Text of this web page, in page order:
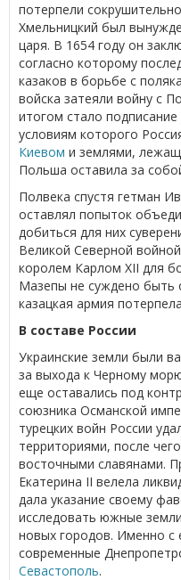
потерпели
Хмельницкий был
царя. В 1654 году он
согласно которому
казаков в борьбе с
войска затеяли войну с
итогом стало
условиям которого
Киевом и землями,
Польша оставила за
Полвека спустя гетман
оставлял попыток
добиться для них
Великой Северной
королем Карлом XII для
Мазепы не суждено быть
казацкая армия
В составе России
Украинские земли были
за выхода к Черному
еще оставались под
союзника Османской
турецких войн России
территориями, после
восточными славянами.
Екатерина II велела
дала указание своему
исследовать южные
новых городов. Именно с
современные
Севастополь.